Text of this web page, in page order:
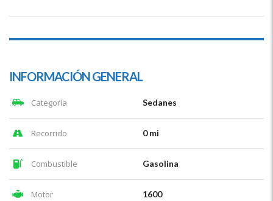
INFORMACIÓN GENERAL
Categoría Sedanes
Recorrido 0 mi
Combustible Gasolina
Motor 1600